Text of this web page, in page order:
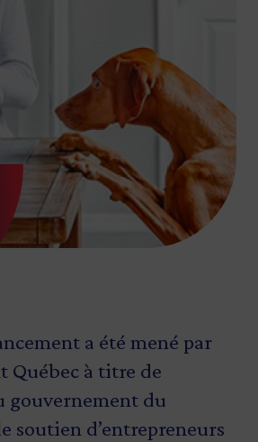
a été mené par
Québec à titre de
gouvernement du
soutien d’entrepreneurs